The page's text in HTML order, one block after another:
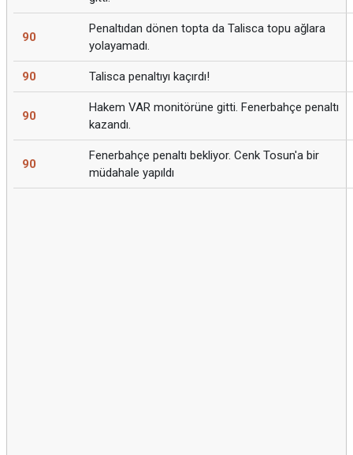
90
Penaltıdan dönen topta da Talisca topu ağlara
yolayamadı.
90 Talisca penaltıyı kaçırdı!
90
Hakem VAR monitörüne gitti. Fenerbahçe penaltı
kazandı.
90
Fenerbahçe penaltı bekliyor. Cenk Tosun'a bir
müdahale yapıldı